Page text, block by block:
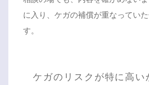
に入り、ケガの補償が重なってい
す。
ケガのリスクが特に高い